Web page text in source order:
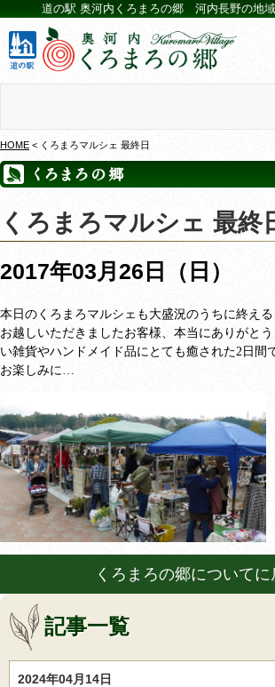
道の駅 奥河内くろまろの郷 河内長野の地
HOME < くろまろマルシェ 最終日
くろまろマルシェ 最終
2017年03月26日（日）
本日のくろまろマルシェも大盛況のうちに終える
お越しいただきましたお客様、本当にありがと
い雑貨やハンドメイド品にとても癒された2 日間
お楽しみに…
くろまろの郷についてに
記事一覧
2024年04月14日